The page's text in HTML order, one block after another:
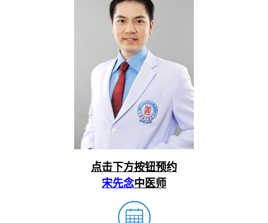
点击下方按钮预约
宋先念中医师